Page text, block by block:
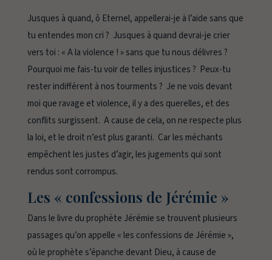
Jusques à quand, ô Eternel, appellerai-je à l’aide sans que
tu entendes mon cri ? Jusques à quand devrai-je crier
vers toi : « A la violence ! » sans que tu nous délivres ?
Pourquoi me fais-tu voir de telles injustices ? Peux-tu
rester indifférent à nos tourments ? Je ne vois devant
moi que ravage et violence, il y a des querelles, et des
conflits surgissent. A cause de cela, on ne respecte plus
la loi, et le droit n’est plus garanti. Car les méchants
empêchent les justes d’agir, les jugements qui sont
rendus sont corrompus.
Les « confessions de Jérémie »
Dans le livre du prophète Jérémie se trouvent plusieurs
passages qu’on appelle « les confessions de Jérémie »,
où le prophète s’épanche devant Dieu, à cause de